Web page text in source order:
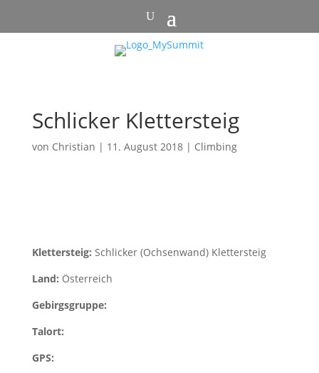
Schlicker Klettersteig
von Christian | 11. August 2018| Climbing
Klettersteig: Schlicker (Ochsenwand) Klettersteig
Land: Österreich
Gebirgsgruppe:
Talort:
GPS: